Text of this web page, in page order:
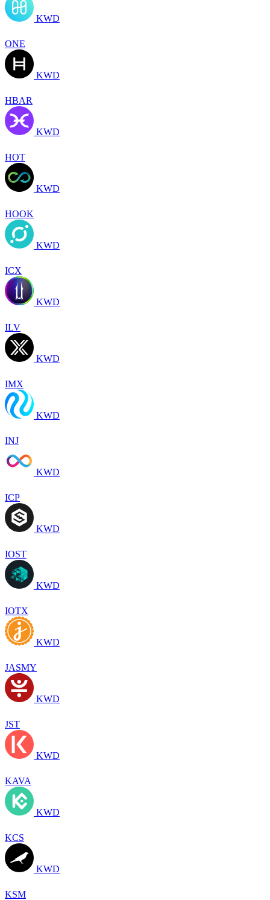
KWD
ONE
KWD
HBAR
KWD
HOT
KWD
HOOK
KWD
ICX
KWD
ILV
KWD
IMX
KWD
INJ
KWD
ICP
KWD
IOST
KWD
IOTX
KWD
JASMY
KWD
JST
KWD
KAVA
KWD
KCS
KWD
KSM